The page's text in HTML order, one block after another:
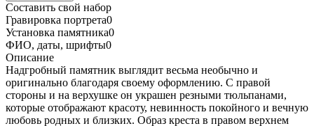
Составить свой набор
Гравировка портрета0
Установка памятника0
ФИО, даты, шрифты0
Описание
Надгробный памятник выглядит весьма необычно и
оригинально благодаря своему оформлению. С правой
стороны и на верхушке он украшен резными тюльпанами,
которые отображают красоту, невинность покойного и вечную
любовь родных и близких. Образ креста в правом верхнем